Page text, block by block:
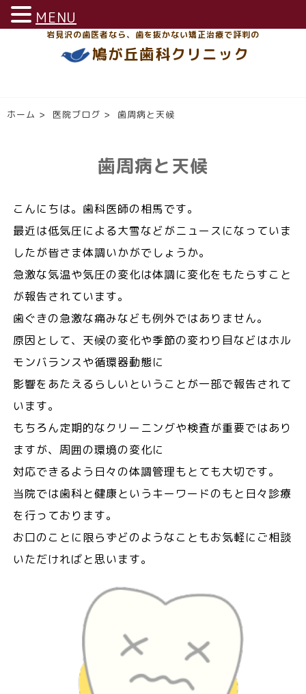
岩見沢の歯医者なら、歯を抜かない矯正治療で評判の
鳩が丘歯科クリニック
ホーム > 医院ブログ > 歯周病と天候
歯周病と天候
こんにちは。歯科医師の相馬です。
最近は低気圧による大雪などがニュースになっていま
したが皆さま体調いかがでしょうか。
急激な気温や気圧の変化は体調に変化をもたらすこと
が報告されています。
歯ぐきの急激な痛みなども例外ではありません。
原因として、天候の変化や季節の変わり目などはホル
モンバランスや循環器動態に
影響をあたえるらしいということが一部で報告されて
います。
もちろん定期的なクリーニングや検査が重要ではあり
ますが、周囲の環境の変化に
対応できるよう日々の体調管理もとても大切です。
当院では歯科と健康というキーワードのもと日々診療
を行っております。
お口のことに限らずどのようなこともお気軽にご相談
いただければと思います。
MENU